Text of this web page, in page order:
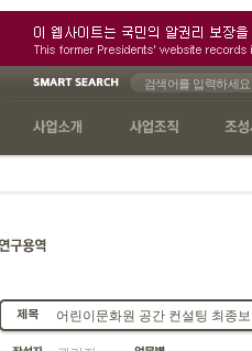
어린이문화원 공간 컨설팅 최종